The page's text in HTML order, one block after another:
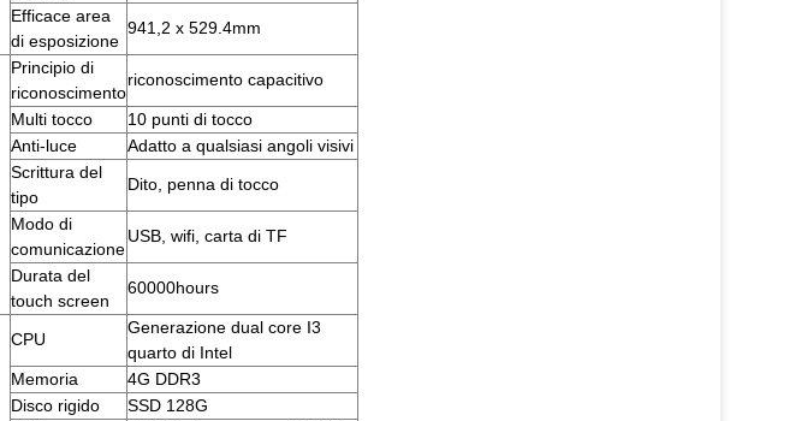
Efficace area
di esposizione
941,2 x 529.4mm
Principio di
riconoscimento
riconoscimento capacitivo
Multi tocco
10 punti di tocco
Anti-luce
Adatto a qualsiasi angoli visivi
Scrittura del
tipo
Dito, penna di tocco
Modo di
comunicazione
USB, wifi, carta di TF
Durata del
touch screen
60000hours
CPU
Generazione dual core I3
quarto di Intel
Memoria
4G DDR3
Disco rigido
SSD 128G